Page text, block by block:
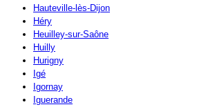
Hauteville-lès-Dijon
Héry
Heuilley-sur-Saône
Huilly
Hurigny
Igé
Igornay
Iguerande